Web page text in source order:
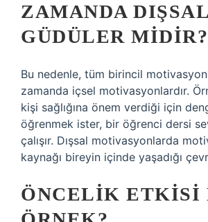
ZAMANDA DIŞSAL
GÜDÜLER MIDIR?
Bu nedenle, tüm birincil
zamanda içsel motivasyonlardır.
kişi sağlığına önem verdiği için
öğrenmek ister, bir öğrenci dersi
çalışır. Dışsal motivasyonlarda
kaynağı bireyin içinde yaşadığı
ÖNCELIK ETKISI